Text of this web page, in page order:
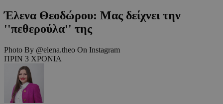
Έλενα Θεοδώρου: Μας δείχνει την
''πεθερούλα'' της
Photo By @elena.theo On Instagram
ΠΡΙΝ 3 ΧΡΟΝΙΑ